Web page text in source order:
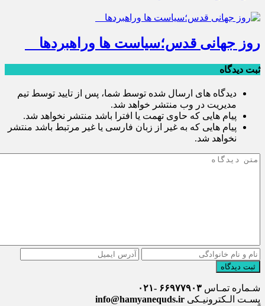
روز جهانی قدس؛سیاست ها وراهبردها
ثبت دیدگاه
دیدگاه های ارسال شده توسط شما، پس از تایید توسط تیم
مدیریت در وب منتشر خواهد شد.
پیام هایی که حاوی تهمت یا افترا باشد منتشر نخواهد شد.
پیام هایی که به غیر از زبان فارسی یا غیر مرتبط باشد منتشر
نخواهد شد.
ثبت دیدگاه
شـماره تمـاس ۶۶۹۷۷۹۰۳ -۰۲۱
پسـت الـکترونیـکی info@hamyanequds.ir